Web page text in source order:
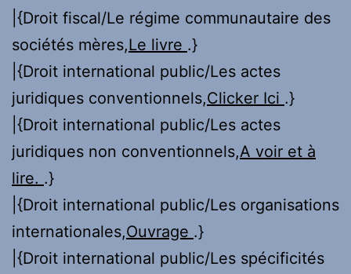
|{Droit fiscal/Le régime communautaire des
sociétés mères,Le livre .}
|{Droit international public/Les actes
juridiques conventionnels,Clicker Ici .}
|{Droit international public/Les actes
juridiques non conventionnels,A voir et à
lire. .}
|{Droit international public/Les organisations
internationales,Ouvrage .}
|{Droit international public/Les spécificités